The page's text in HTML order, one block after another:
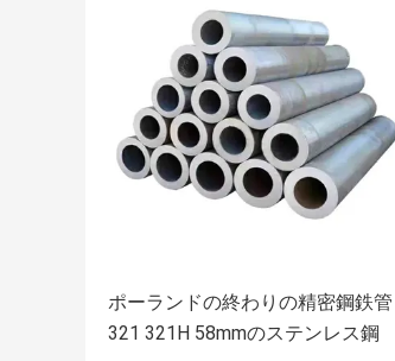
ポーランドの終わりの精密鋼鉄管
321 321H 58mmのステンレス鋼